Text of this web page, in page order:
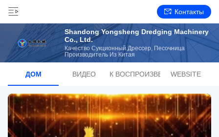
Контакты
Shandong Yongsheng Dredging Machinery
Co., Ltd.
Качество Сукционный Дрессер, Песочница
Производитель Из Китая
ДОМ ВИДЕОСПИСОК ВОСПРОИЗВЕДЕНИЙWEBSITE